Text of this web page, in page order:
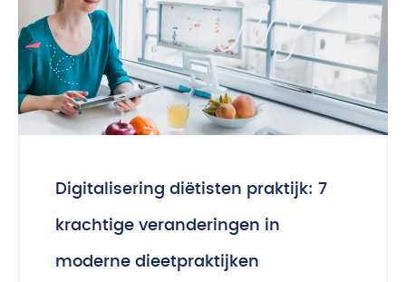
Digitalisering diëtisten praktijk: 7
krachtige veranderingen in
moderne dieetpraktijken